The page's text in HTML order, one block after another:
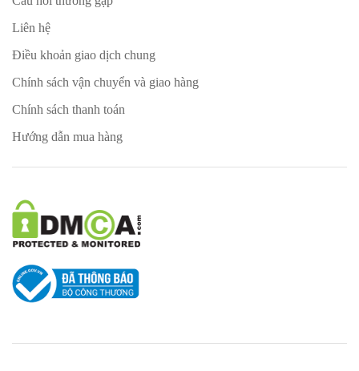
Liên hệ
Điều khoản giao dịch chung
Chính sách vận chuyển và giao hàng
Chính sách thanh toán
Hướng dẫn mua hàng